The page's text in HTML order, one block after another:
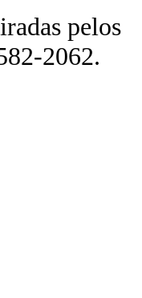
pelos
2062.